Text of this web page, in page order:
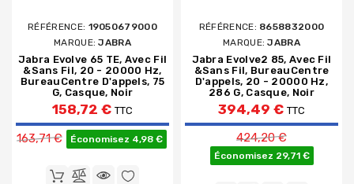
RÉFÉRENCE: 19050679000
MARQUE:JABRA
Jabra Evolve 65 TE, Avec Fil
&sans Fil, 20 - 20000 Hz,
BureauCentre D'appels, 75
G, Casque, Noir
158,72 € TTC
Prix de base
163,71 € Économisez 4,98 €
RÉFÉRENCE: 8658832000
MARQUE:JABRA
Jabra Evolve2 85, Avec Fil
&sans Fil, BureauCentre
D'appels, 20 - 20000 Hz,
286 G, Casque, Noir
394,49 € TTC
Prix de base
424,20 €
Économisez 29,71 €